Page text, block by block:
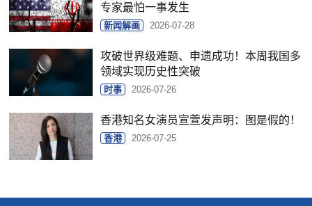
专家最怕一事发生
新闻解画 2026-07-28
攻破世界级难题、申遗成功！本周我国多
领域实现历史性突破
时事 2026-07-26
香港知名女演员宣萱发声明：图是假的！
香港 2026-07-25